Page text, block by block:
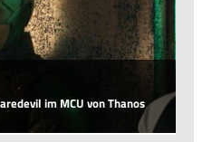
im MCU von Thanos